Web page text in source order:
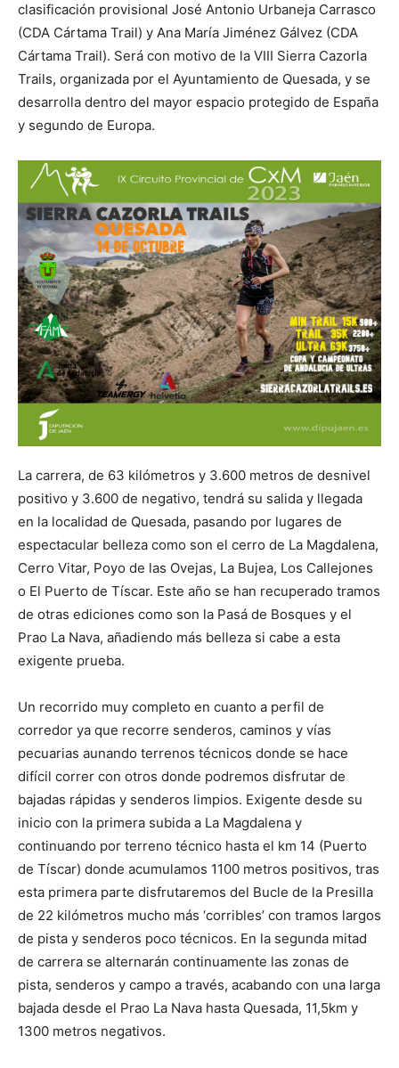
clasificación provisional José Antonio Urbaneja Carrasco
(CDA Cártama Trail) y Ana María Jiménez Gálvez (CDA
Cártama Trail). Será con motivo de la VIII Sierra Cazorla
Trails, organizada por el Ayuntamiento de Quesada, y se
desarrolla dentro del mayor espacio protegido de España
y segundo de Europa.
La carrera, de 63 kilómetros y 3.600 metros de desnivel
positivo y 3.600 de negativo, tendrá su salida y llegada
en la localidad de Quesada, pasando por lugares de
espectacular belleza como son el cerro de La Magdalena,
Cerro Vitar, Poyo de las Ovejas, La Bujea, Los Callejones
o El Puerto de Tíscar. Este año se han recuperado tramos
de otras ediciones como son la Pasá de Bosques y el
Prao La Nava, añadiendo más belleza si cabe a esta
exigente prueba.
Un recorrido muy completo en cuanto a perfil de
corredor ya que recorre senderos, caminos y vías
pecuarias aunando terrenos técnicos donde se hace
difícil correr con otros donde podremos disfrutar de
bajadas rápidas y senderos limpios. Exigente desde su
inicio con la primera subida a La Magdalena y
continuando por terreno técnico hasta el km 14 (Puerto
de Tíscar) donde acumulamos 1100 metros positivos, tras
esta primera parte disfrutaremos del Bucle de la Presilla
de 22 kilómetros mucho más ‘corribles’ con tramos largos
de pista y senderos poco técnicos. En la segunda mitad
de carrera se alternarán continuamente las zonas de
pista, senderos y campo a través, acabando con una larga
bajada desde el Prao La Nava hasta Quesada, 11,5km y
1300 metros negativos.